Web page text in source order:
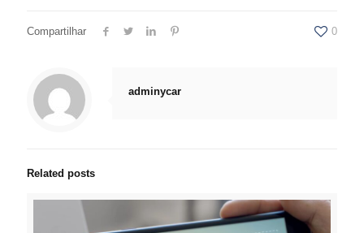
Compartilhar 0
adminycar
Related posts